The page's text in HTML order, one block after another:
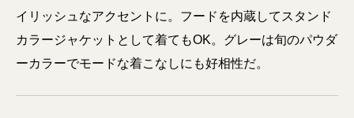
イリッシュなアクセントに。フードを内蔵してスタンド
カラージャケットとして着てもOK。グレーは旬のパウダ
ーカラーでモードな着こなしにも好相性だ。